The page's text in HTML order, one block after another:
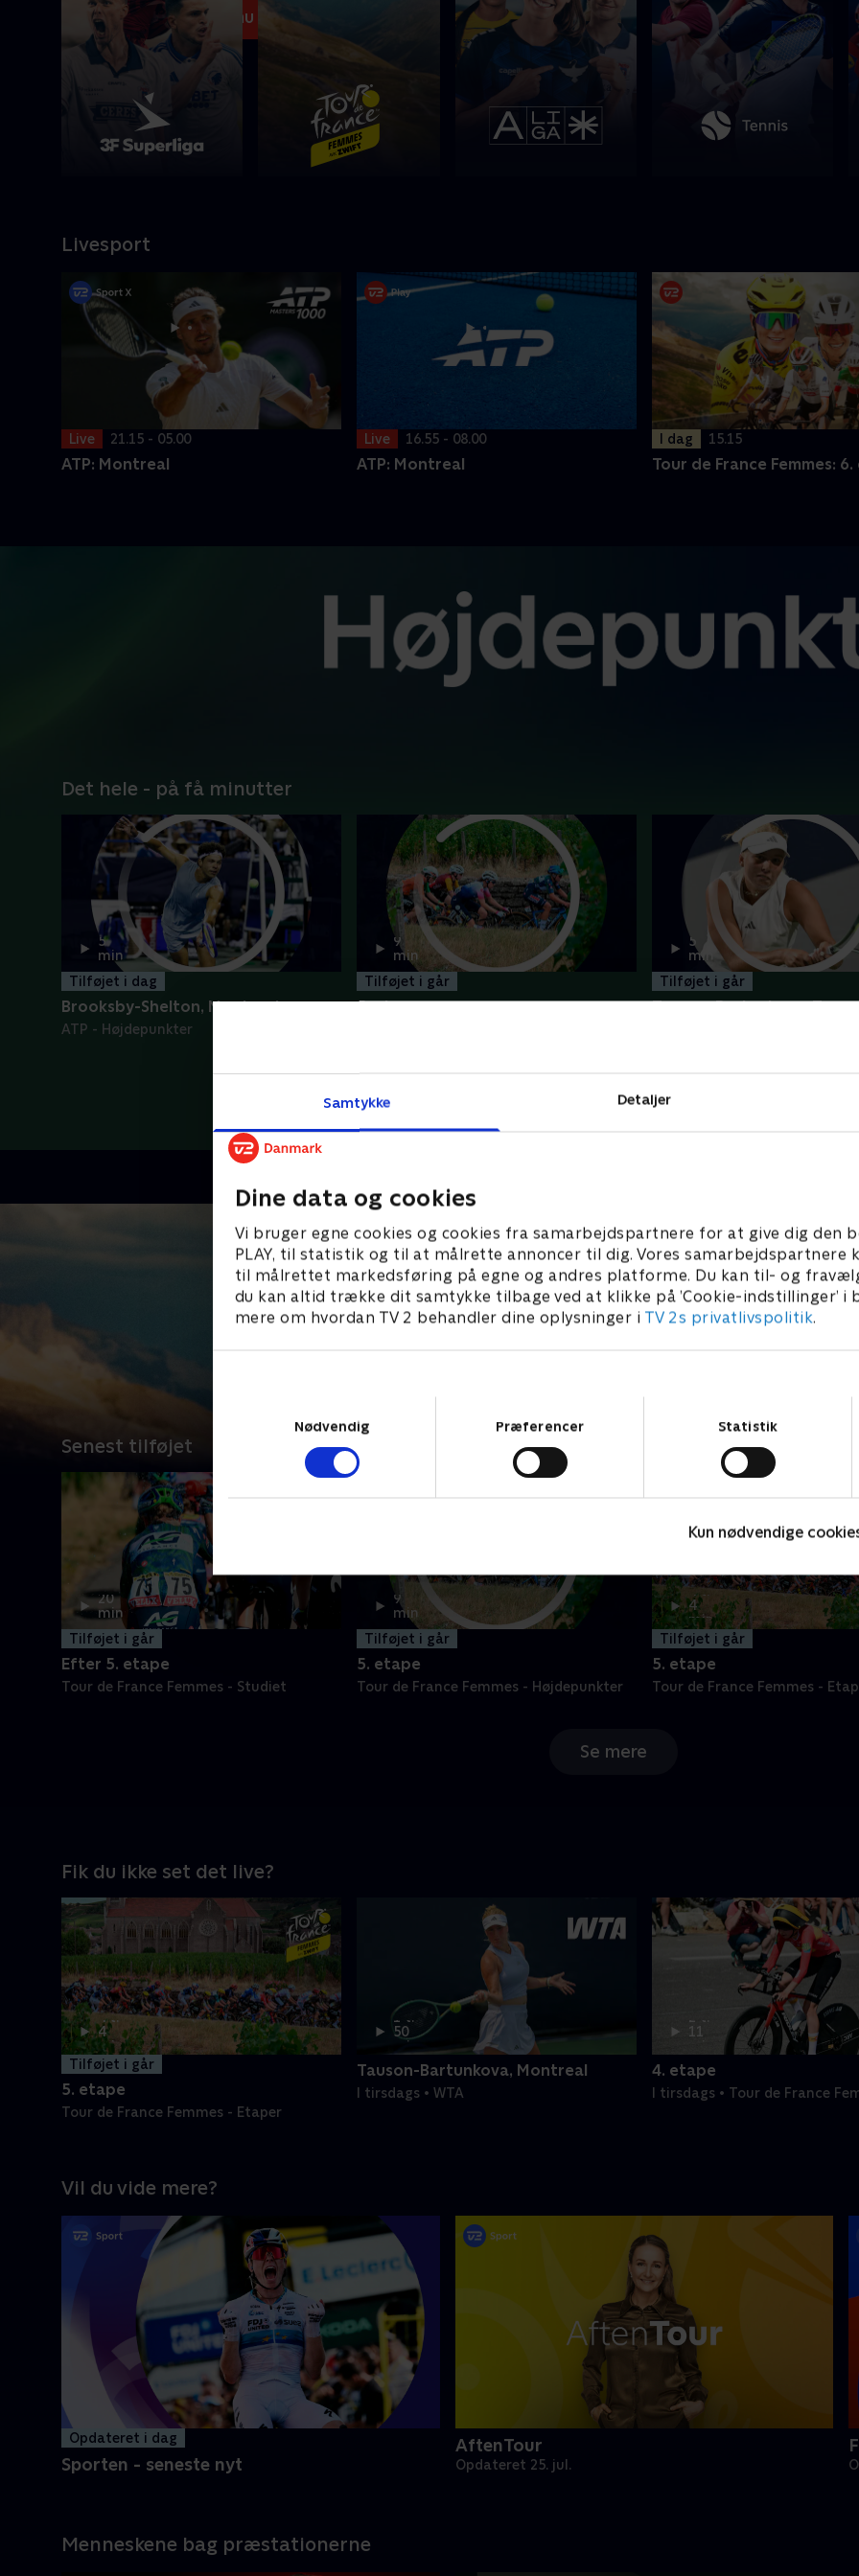
Samtykke Detaljer
Dine data og cookies
Vi bruger egne cookies og cookies fra samarbejdspartnere for at give dig den
PLAY, til statistik og til at målrette annoncer til dig. Vores samarbejdspartnere
til målrettet markedsføring på egne og andres platforme. Du kan til- og
du kan altid trække dit samtykke tilbage ved at klikke på ’Cookie-indstillinger’ i
mere om hvordan TV 2 behandler dine oplysninger i TV 2s privatlivspolitik.
Nødvendig
Præferencer Statistik
Kun nødvendige
Se med nu
Livesport
Live 21.15 - 05.00
ATP: Montreal
Live 16.55 - 08.00
ATP: Montreal
I dag 15.15
Tour de France Femmes:
Det hele - på få minutter
5
min
Tilføjet i dag
Brooksby-Shelton, Montreal
ATP - Højdepunkter
9
min
Tilføjet i går
5. etape
5
min
Tilføjet i går
Tauson-Bartunkova,
Flere højdepunkter her
Senest tilføjet
20
min
Tilføjet i går
Efter 5. etape
Tour de France Femmes - Studiet
9
min
Tilføjet i går
5. etape
Tour de France Femmes - Højdepunkter
4 t.
4
min
Tilføjet i går
5. etape
Tour de France Femmes -
Se mere
Fik du ikke set det live?
4 t.
4
min
Tilføjet i går
5. etape
Tour de France Femmes - Etaper
1 t.
50
min
Tauson-Bartunkova, Montreal
I tirsdags • WTA
2 t.
11
min
4. etape
I tirsdags • Tour de France
Vil du vide mere?
Opdateret i dag
Sporten - seneste nyt
AftenTour
Opdateret 25. jul.
Menneskene bag præstationerne